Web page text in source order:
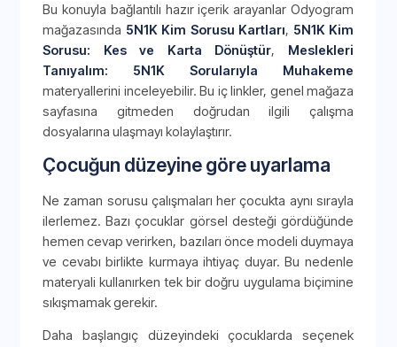
Bu konuyla bağlantılı hazır içerik arayanlar Odyogram
mağazasında 5N1K Kim Sorusu Kartları, 5N1K Kim
Sorusu: Kes ve Karta Dönüştür, Meslekleri
Tanıyalım: 5N1K Sorularıyla Muhakeme
materyallerini inceleyebilir. Bu iç linkler, genel mağaza
sayfasına gitmeden doğrudan ilgili çalışma
dosyalarına ulaşmayı kolaylaştırır.
Çocuğun düzeyine göre uyarlama
Ne zaman sorusu çalışmaları her çocukta aynı sırayla
ilerlemez. Bazı çocuklar görsel desteği gördüğünde
hemen cevap verirken, bazıları önce modeli duymaya
ve cevabı birlikte kurmaya ihtiyaç duyar. Bu nedenle
materyali kullanırken tek bir doğru uygulama biçimine
sıkışmamak gerekir.
Daha başlangıç düzeyindeki çocuklarda seçenek